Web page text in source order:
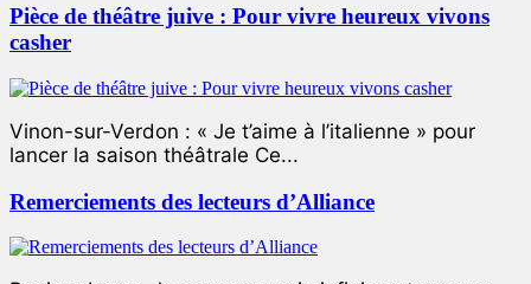
Pièce de théâtre juive : Pour vivre heureux vivons
casher
Vinon-sur-Verdon : « Je t’aime à l’italienne » pour
lancer la saison théâtrale Ce...
Remerciements des lecteurs d’Alliance